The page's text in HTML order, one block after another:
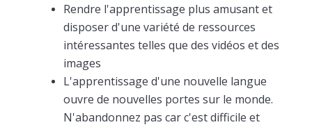
Rendre l'apprentissage plus amusant et
disposer d'une variété de ressources
intéressantes telles que des vidéos et des
images
L'apprentissage d'une nouvelle langue
ouvre de nouvelles portes sur le monde.
N'abandonnez pas car c'est difficile et